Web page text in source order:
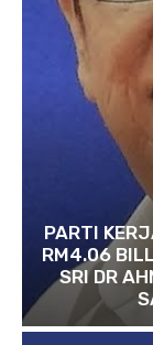
PARTI
RM4.06
SRI DR